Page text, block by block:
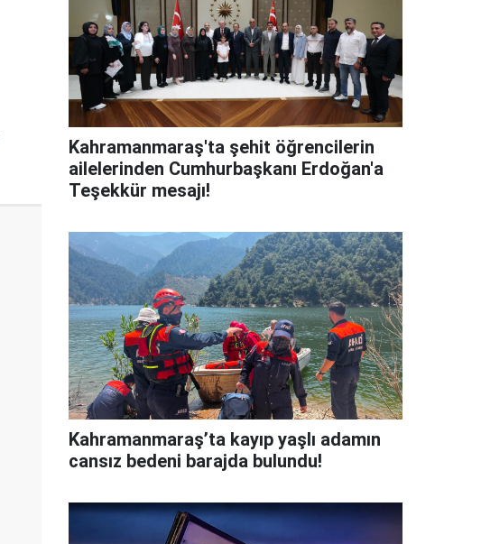
Kahramanmaraş'ta şehit öğrencilerin
ailelerinden Cumhurbaşkanı Erdoğan'a
Teşekkür mesajı!
Kahramanmaraş’ta kayıp yaşlı adamın
cansız bedeni barajda bulundu!